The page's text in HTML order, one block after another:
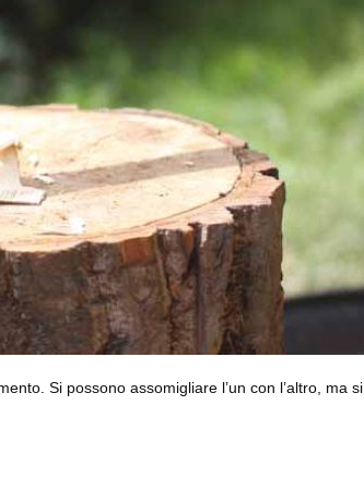
Si possono assomigliare l’un con l’altro, ma si